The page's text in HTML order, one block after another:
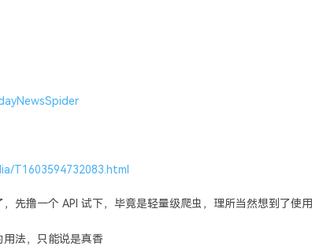
T1603594732083.html
，先撸一个 API 试下，毕竟是轻量级爬虫，理所当然想到了使用
用法，只能说是真香